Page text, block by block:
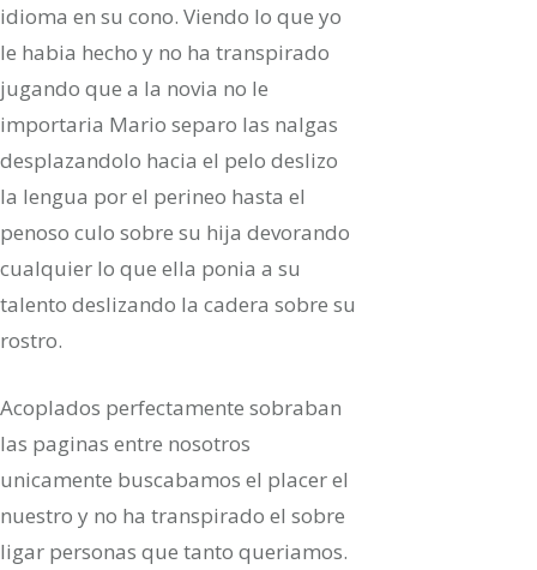
idioma en su cono. Viendo lo que yo
le habia hecho y no ha transpirado
jugando que a la novia no le
importaria Mario separo las nalgas
desplazandolo hacia el pelo deslizo
la lengua por el perineo hasta el
penoso culo sobre su hija devorando
cualquier lo que ella ponia a su
talento deslizando la cadera sobre su
rostro.
Acoplados perfectamente sobraban
las paginas entre nosotros
unicamente buscabamos el placer el
nuestro y no ha transpirado el sobre
ligar personas que tanto queriamos.